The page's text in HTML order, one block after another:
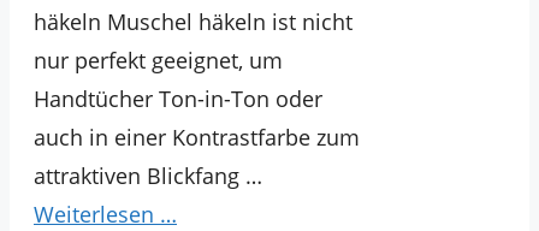
häkeln Muschel häkeln ist nicht
nur perfekt geeignet, um
Handtücher Ton-in-Ton oder
auch in einer Kontrastfarbe zum
attraktiven Blickfang …
Weiterlesen …